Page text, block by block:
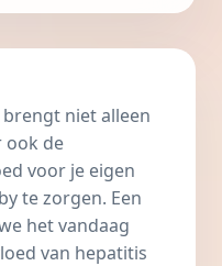
niet alleen
ook de
voor je eigen
te zorgen. Een
het vandaag
van hepatitis